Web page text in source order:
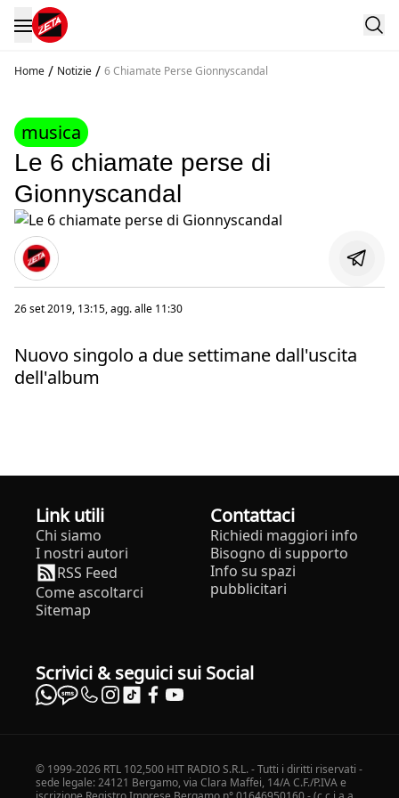
Home / Notizie / 6 Chiamate Perse Gionnyscandal
musica
Le 6 chiamate perse di
Gionnyscandal
26 set 2019, 13:15, agg. alle 11:30
Nuovo singolo a due settimane dall'uscita
dell'album
Link utili
Chi siamo
I nostri autori
RSS Feed
Come ascoltarci
Sitemap
Contattaci
Richiedi maggiori info
Bisogno di supporto
Info su spazi
pubblicitari
Scrivici & seguici sui Social
© 1999-2026 RTL 102,500 HIT RADIO S.R.L. - Tutti i diritti riservati -
sede legale: 24121 Bergamo, via Clara Maffei, 14/A C.F./P.IVA e